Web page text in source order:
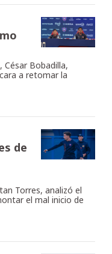
Bobadilla,
a retomar la
de
Torres, analizó el
el mal inicio de